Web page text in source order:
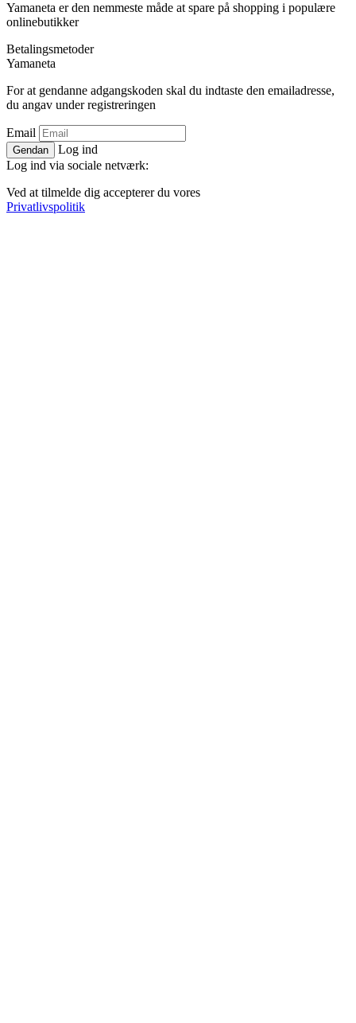
Yamaneta er den nemmeste måde at spare på shopping i populære
onlinebutikker
Betalingsmetoder
Yamaneta
For at gendanne adgangskoden skal du indtaste den emailadresse,
du angav under registreringen
Email
Gendan
Log ind
Log ind via sociale netværk:
Ved at tilmelde dig accepterer du vores
Privatlivspolitik